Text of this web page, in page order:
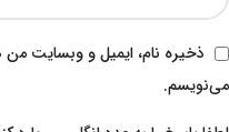
ذخیره نام، ایمیل و وبسایت من
می‌نویسم.